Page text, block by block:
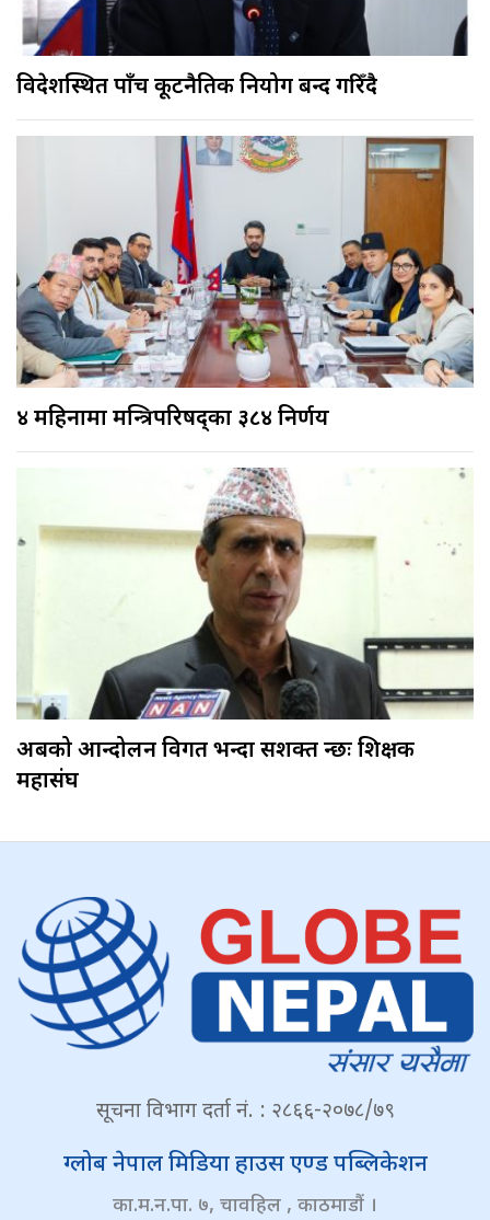
विदेशस्थित पाँच कूटनैतिक नियोग बन्द गरिँदै
४ महिनामा मन्त्रिपरिषद्का ३८४ निर्णय
अबको आन्दोलन विगत भन्दा सशक्त हुन्छः शिक्षक
महासंघ
सूचना विभाग दर्ता नं. : २८६६-२०७८/७९
ग्लोब नेपाल मिडिया हाउस एण्ड पब्लिकेशन
का.म.न.पा. ७, चावहिल , काठमाडौं ।